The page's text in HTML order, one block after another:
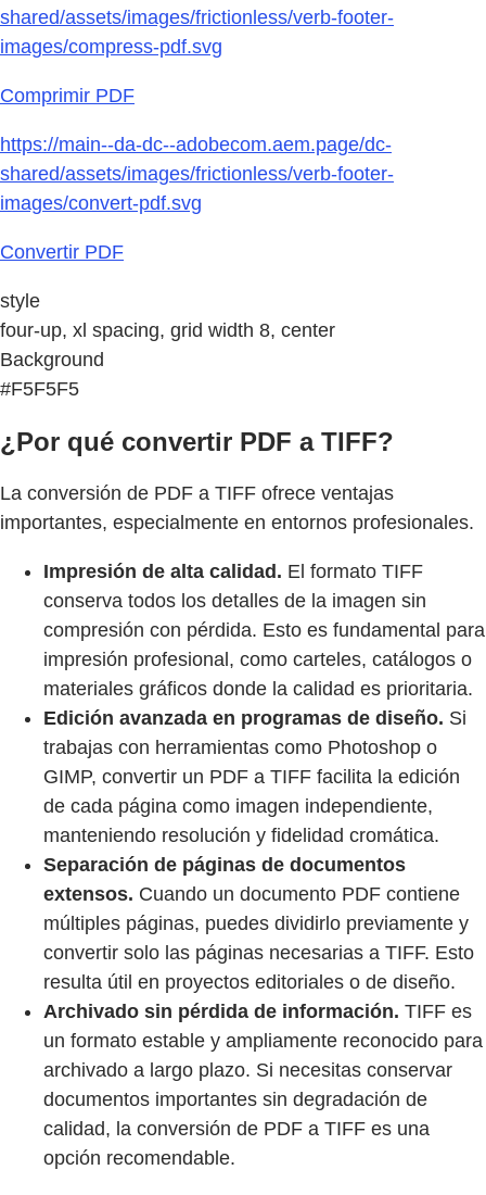
shared/assets/images/frictionless/verb-footer-
images/compress-pdf.svg
Comprimir PDF
https://main--da-dc--adobecom.aem.page/dc-
shared/assets/images/frictionless/verb-footer-
images/convert-pdf.svg
Convertir PDF
style
four-up, xl spacing, grid width 8, center
Background
#F5F5F5
¿Por qué convertir PDF a TIFF?
La conversión de PDF a TIFF ofrece ventajas
importantes, especialmente en entornos profesionales.
Impresión de alta calidad. El formato TIFF
conserva todos los detalles de la imagen sin
compresión con pérdida. Esto es fundamental para
impresión profesional, como carteles, catálogos o
materiales gráficos donde la calidad es prioritaria.
Edición avanzada en programas de diseño. Si
trabajas con herramientas como Photoshop o
GIMP, convertir un PDF a TIFF facilita la edición
de cada página como imagen independiente,
manteniendo resolución y fidelidad cromática.
Separación de páginas de documentos
extensos. Cuando un documento PDF contiene
múltiples páginas, puedes dividirlo previamente y
convertir solo las páginas necesarias a TIFF. Esto
resulta útil en proyectos editoriales o de diseño.
Archivado sin pérdida de información. TIFF es
un formato estable y ampliamente reconocido para
archivado a largo plazo. Si necesitas conservar
documentos importantes sin degradación de
calidad, la conversión de PDF a TIFF es una
opción recomendable.